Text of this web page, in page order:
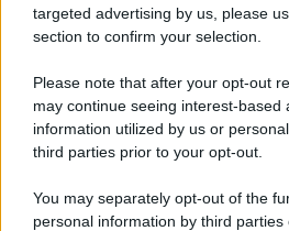
targeted advertising by us, please
section to confirm your selection.
Please note that after your opt-out
may continue seeing interest-based
information utilized by us or
third parties prior to your opt-out.
You may separately opt-out of the
personal information by third parties
APPENA PUBBLICATI
Il mare è davvero più pulito alle 8 o
Come pulire le foglie delle piante